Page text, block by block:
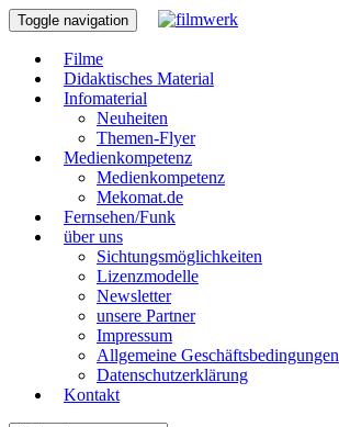
Toggle navigation
Filme
Didaktisches Material
Infomaterial
Neuheiten
Themen-Flyer
Medienkompetenz
Medienkompetenz
Mekomat.de
Fernsehen/Funk
über uns
Sichtungsmöglichkeiten
Lizenzmodelle
Newsletter
unsere Partner
Impressum
Allgemeine Geschäftsbedingungen
Datenschutzerklärung
Kontakt